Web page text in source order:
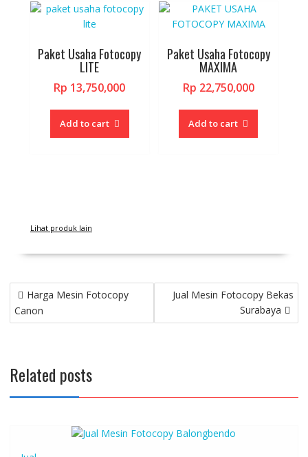
Paket Usaha Fotocopy
LITE
Rp 13,750,000
Add to cart
Paket Usaha Fotocopy
MAXIMA
Rp 22,750,000
Add to cart
Lihat produk lain
Post
navigation
Harga Mesin Fotocopy
Canon
Jual Mesin Fotocopy Bekas
Surabaya
Related posts